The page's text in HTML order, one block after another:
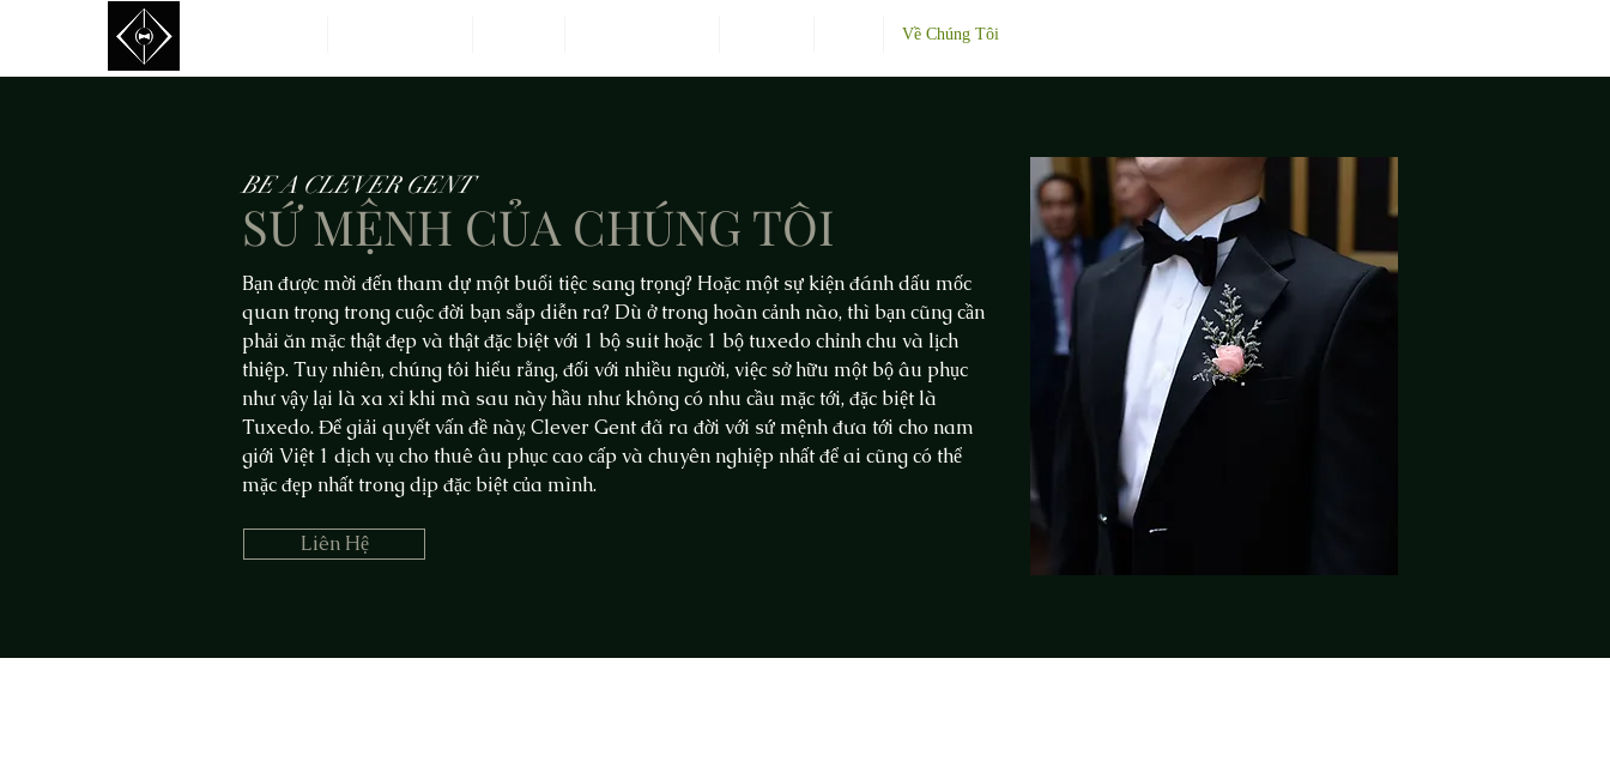
Về Chúng Tôi
BE A CLEVER GENT
SỨ MỆNH CỦA CHÚNG TÔI
Bạn được mời đến tham dự một buổi tiệc sang trọng? Hoặc một sự kiện đánh dấu mốc
quan trọng trong cuộc đời bạn sắp diễn ra? Dù ở trong hoàn cảnh nào, thì bạn cũng cần
phải ăn mặc thật đẹp và thật đặc biệt với 1 bộ suit hoặc 1 bộ tuxedo chỉnh chu và lịch
thiệp. Tuy nhiên, chúng tôi hiểu rằng, đối với nhiều người, việc sở hữu một bộ âu phục
như vậy lại là xa xỉ khi mà sau này hầu như không có nhu cầu mặc tới, đặc biệt là
Tuxedo. Để giải quyết vấn đề này, Clever Gent đã ra đời với sứ mệnh đưa tới cho nam
giới Việt 1 dịch vụ cho thuê âu phục cao cấp và chuyên nghiệp nhất để ai cũng có thể
mặc đẹp nhất trong dịp đặc biệt của mình.
Liên Hệ